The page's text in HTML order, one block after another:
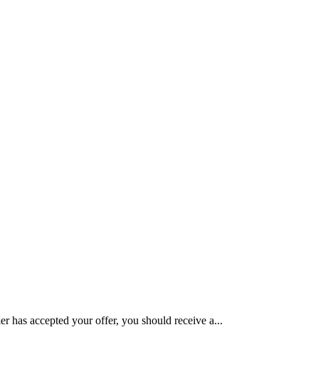
has accepted your offer, you should receive a...